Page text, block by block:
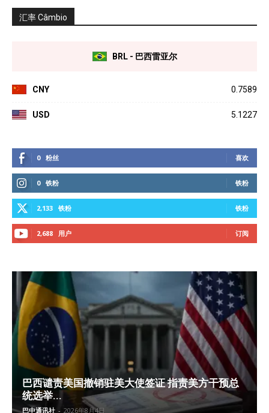
汇率 Câmbio
BRL - 巴西雷亚尔
CNY 0.7589
USD 5.1227
0 粉丝 喜欢
0 铁粉 铁粉
2,133 铁粉 铁粉
2,688 用户 订阅
巴西谴责美国撤销驻美大使签证 指责美方干预总
统选举...
巴中通讯社 - 2026年8月4日